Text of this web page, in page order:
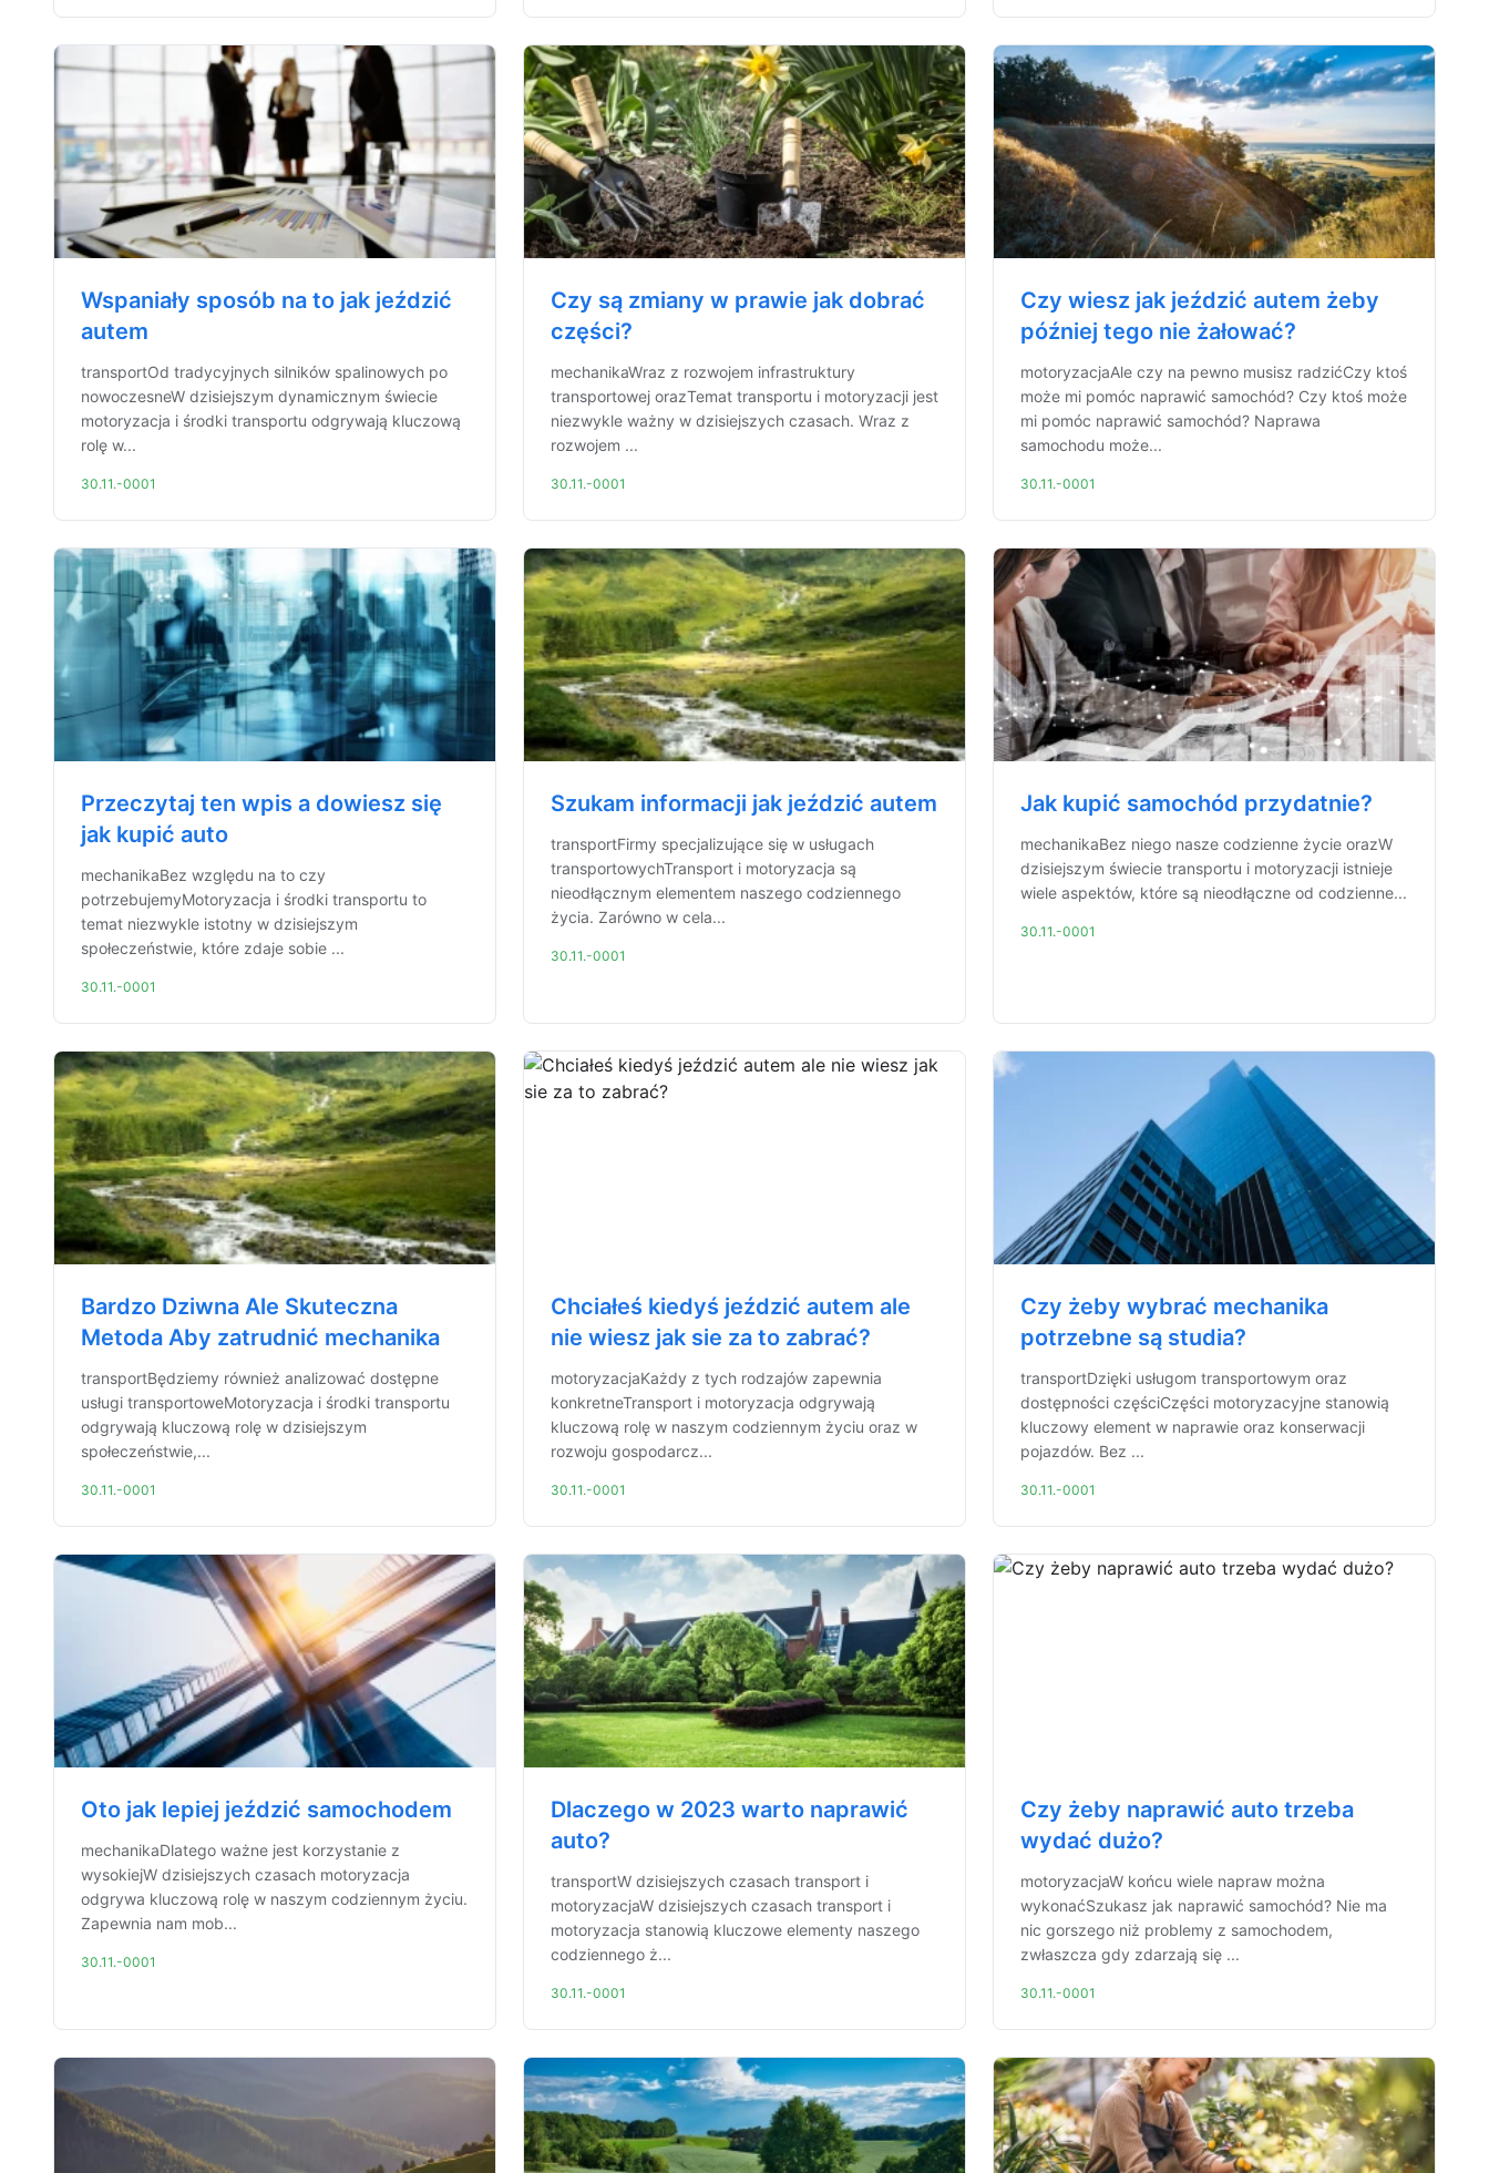
Wspaniały sposób na to jak jeździć
autem
transportOd tradycyjnych silników spalinowych po
nowoczesneW dzisiejszym dynamicznym świecie
motoryzacja i środki transportu odgrywają kluczową
rolę w...
30.11.-0001
Czy są zmiany w prawie jak dobrać
części?
mechanikaWraz z rozwojem infrastruktury
transportowej orazTemat transportu i motoryzacji jest
niezwykle ważny w dzisiejszych czasach. Wraz z
rozwojem ...
30.11.-0001
Czy wiesz jak jeździć autem żeby
później tego nie żałować?
motoryzacjaAle czy na pewno musisz radzićCzy ktoś
może mi pomóc naprawić samochód? Czy ktoś może
mi pomóc naprawić samochód? Naprawa
samochodu może...
30.11.-0001
Przeczytaj ten wpis a dowiesz się
jak kupić auto
mechanikaBez względu na to czy
potrzebujemyMotoryzacja i środki transportu to
temat niezwykle istotny w dzisiejszym
społeczeństwie, które zdaje sobie ...
30.11.-0001
Szukam informacji jak jeździć autem
transportFirmy specjalizujące się w usługach
transportowychTransport i motoryzacja są
nieodłącznym elementem naszego codziennego
życia. Zarówno w cela...
30.11.-0001
Jak kupić samochód przydatnie?
mechanikaBez niego nasze codzienne życie orazW
dzisiejszym świecie transportu i motoryzacji istnieje
wiele aspektów, które są nieodłączne od codzienne...
30.11.-0001
Bardzo Dziwna Ale Skuteczna
Metoda Aby zatrudnić mechanika
transportBędziemy również analizować dostępne
usługi transportoweMotoryzacja i środki transportu
odgrywają kluczową rolę w dzisiejszym
społeczeństwie,...
30.11.-0001
Chciałeś kiedyś jeździć autem ale
nie wiesz jak sie za to zabrać?
motoryzacjaKażdy z tych rodzajów zapewnia
konkretneTransport i motoryzacja odgrywają
kluczową rolę w naszym codziennym życiu oraz w
rozwoju gospodarcz...
30.11.-0001
Czy żeby wybrać mechanika
potrzebne są studia?
transportDzięki usługom transportowym oraz
dostępności częściCzęści motoryzacyjne stanowią
kluczowy element w naprawie oraz konserwacji
pojazdów. Bez ...
30.11.-0001
Oto jak lepiej jeździć samochodem
mechanikaDlatego ważne jest korzystanie z
wysokiejW dzisiejszych czasach motoryzacja
odgrywa kluczową rolę w naszym codziennym życiu.
Zapewnia nam mob...
30.11.-0001
Dlaczego w 2023 warto naprawić
auto?
transportW dzisiejszych czasach transport i
motoryzacjaW dzisiejszych czasach transport i
motoryzacja stanowią kluczowe elementy naszego
codziennego ż...
30.11.-0001
Czy żeby naprawić auto trzeba
wydać dużo?
motoryzacjaW końcu wiele napraw można
wykonaćSzukasz jak naprawić samochód? Nie ma
nic gorszego niż problemy z samochodem,
zwłaszcza gdy zdarzają się ...
30.11.-0001